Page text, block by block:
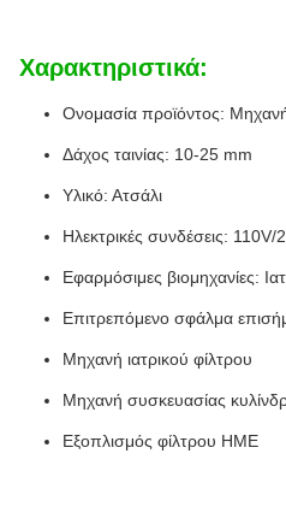
Χαρακτηριστικά:
Ονομασία προϊόντος: Μηχανή
Δάχος ταινίας: 10-25 mm
Υλικό: Ατσάλι
Ηλεκτρικές συνδέσεις:
Εφαρμόσιμες βιομηχανίες:
Επιτρεπόμενο σφάλμα
Μηχανή ιατρικού φίλτρου
Μηχανή συσκευασίας
Εξοπλισμός φίλτρου HME